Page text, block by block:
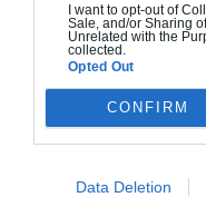
I want to opt-out of
Sale, and/or Sharing
Unrelated with the
collected.
Opted Out
CONFIRM
Data Deletion
498